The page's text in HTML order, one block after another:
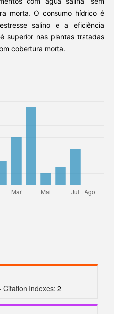
morta. O consumo hídrico é
salino e a eficiência
superior nas plantas tratadas
cobertura morta.
Citation Indexes: 2